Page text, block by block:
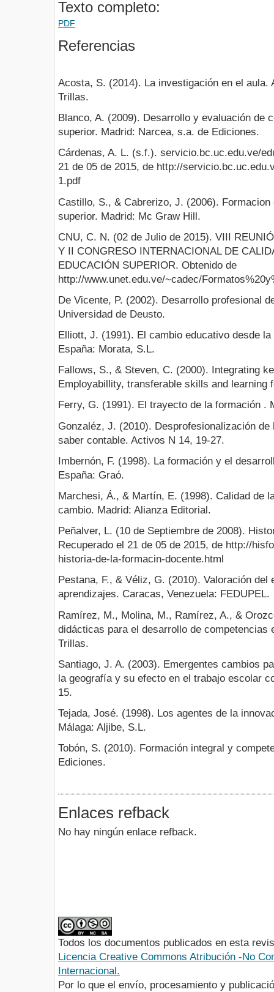
Texto completo:
PDF
Referencias
Acosta, S. (2014). La investigación en el aula.
Trillas.
Blanco, A. (2009). Desarrollo y evaluación de
superior. Madrid: Narcea, s.a. de Ediciones.
Cárdenas, A. L. (s.f.). servicio.bc.uc.edu.ve/
21 de 05 de 2015, de http://
1.pdf
Castillo, S., & Cabrerizo, J. (2006).
superior. Madrid: Mc Graw Hill.
CNU, C. N. (02 de Julio de 2015). VIII
Y II CONGRESO INTERNACIONAL DE
EDUCACIÓN SUPERIOR. Obtenido de
http://www.unet.edu.ve/~cadec/
De Vicente, P. (2002). Desarrollo profesional
Universidad de Deusto.
Elliott, J. (1991). El cambio educativo desde
España: Morata, S.L.
Fallows, S., & Steven, C. (2000). Integrating
Employabillity, transferable skills and learning
Ferry, G. (1991). El trayecto de la formación .
Gonzaléz, J. (2010). Desprofesionalización
saber contable. Activos N 14, 19-27.
Imbernón, F. (1998). La formación y el
España: Graó.
Marchesi, Á., & Martín, E. (1998). Calidad de
cambio. Madrid: Alianza Editorial.
Peñalver, L. (10 de Septiembre de 2008).
Recuperado el 21 de 05 de 2015, de http://
historia-de-la-formacin-docente.html
Pestana, F., & Véliz, G. (2010). Valoración
aprendizajes. Caracas, Venezuela: FEDUPEL.
Ramírez, M., Molina, M., Ramírez, A., &
didácticas para el desarrollo de competencias
Trillas.
Santiago, J. A. (2003). Emergentes cambios
la geografía y su efecto en el trabajo escolar
15.
Tejada, José. (1998). Los agentes de la
Málaga: Aljibe, S.L.
Tobón, S. (2010). Formación integral y
Ediciones.
Enlaces refback
No hay ningún enlace refback.
Todos los documentos publicados en esta
Licencia Creative Commons Atribución -No
Internacional.
Por lo que el envío, procesamiento y